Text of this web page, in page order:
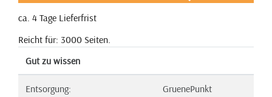
ca. 4 Tage Lieferfrist
Reicht für: 3000 Seiten.
Gut zu wissen
Entsorgung: GruenePunkt